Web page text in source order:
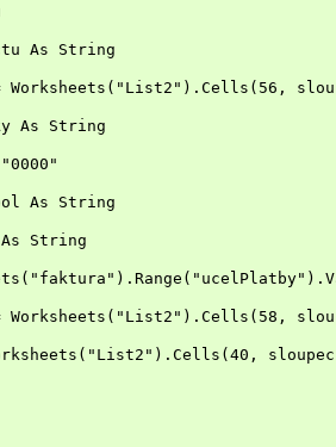
As String
Worksheets("List2").Cells(56,
As String
As String
String
Worksheets("List2").Cells(58,